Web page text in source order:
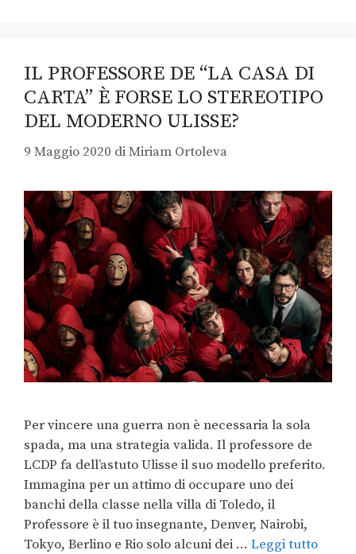
IL PROFESSORE DE “LA CASA DI
CARTA” È FORSE LO STEREOTIPO
DEL MODERNO ULISSE?
9 Maggio 2020 diMiriam Ortoleva
Per vincere una guerra non è necessaria la sola
spada, ma una strategia valida. Il professore de
LCDP fa dell’astuto Ulisse il suo modello preferito.
Immagina per un attimo di occupare uno dei
banchi della classe nella villa di Toledo, il
Professore è il tuo insegnante, Denver, Nairobi,
Tokyo, Berlino e Rio solo alcuni dei … Leggi tutto